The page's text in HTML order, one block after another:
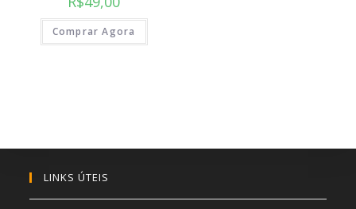
Comprar Agora
LINKS ÚTEIS